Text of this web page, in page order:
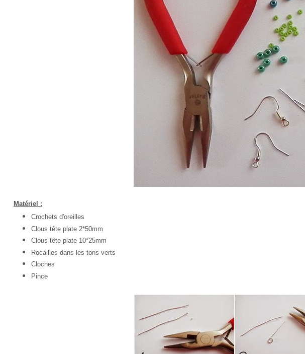
Matériel :
Crochets d'oreilles
Clous tête plate 2*50mm
Clous tête plate 10*25mm
Rocailles dans les tons verts
Cloches
Pince